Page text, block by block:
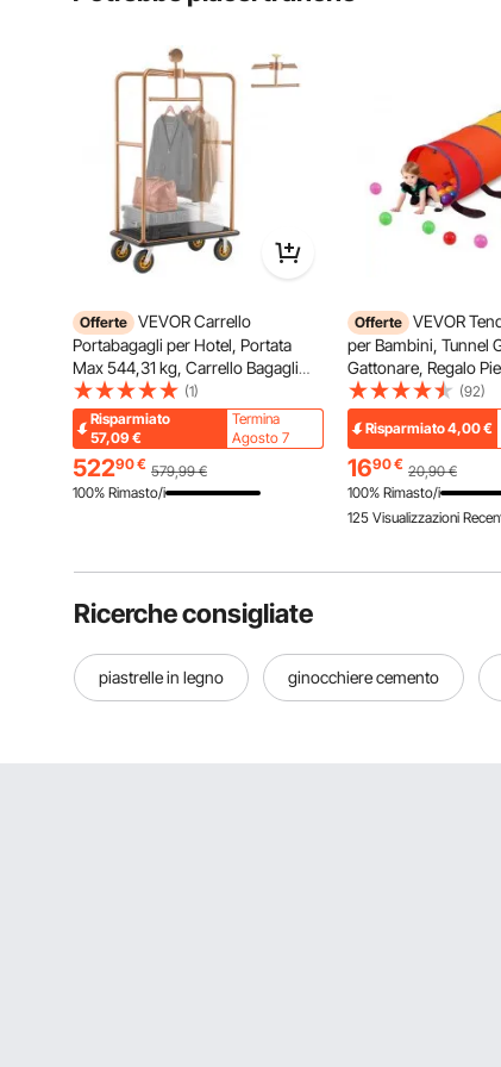
Offerte VEVOR Carrello
Portabagagli per Hotel, Portata
Max 544,31 kg, Carrello Bagagli
Hotel con Telaio in Acciaio Inox,
Ruote in Gomma da 203 mm,
Pianale Rivestito in Moquette Nera,
per Alberghi e Resort
(1)
Risparmiato
57,09€
Termina
Agosto 7
52290€ 579,99 €
100% Rimasto/i
Offerte VEVOR
per Bambini, Tunnel
Gattonare, Regalo
Tunnel da Gioco per
Esterni, Multicolore
(92)
Risparmiato4,00€
1690€ 20,90 €
100% Rimasto/i
125 Visualizzazioni
Ricerche consigliate
piastrelle in legno ginocchiere cemento